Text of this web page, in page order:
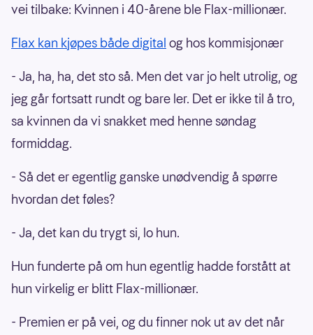
vei tilbake: Kvinnen i 40-årene ble Flax-millionær.
Flax kan kjøpes både digital og hos kommisjonær
- Ja, ha, ha, det sto så. Men det var jo helt utrolig, og
jeg går fortsatt rundt og bare ler. Det er ikke til å tro,
sa kvinnen da vi snakket med henne søndag
formiddag.
- Så det er egentlig ganske unødvendig å spørre
hvordan det føles?
- Ja, det kan du trygt si, lo hun.
Hun funderte på om hun egentlig hadde forstått at
hun virkelig er blitt Flax-millionær.
- Premien er på vei, og du finner nok ut av det når